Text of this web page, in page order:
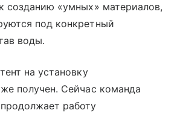
созданию «умных» материалов,
под конкретный
воды.
на установку
получен. Сейчас команда
работу